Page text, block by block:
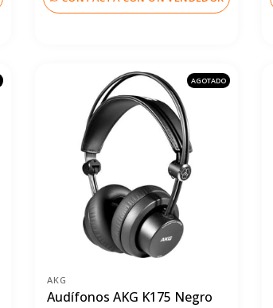
AGOTADO
AKG
Audífonos AKG K175 Negro